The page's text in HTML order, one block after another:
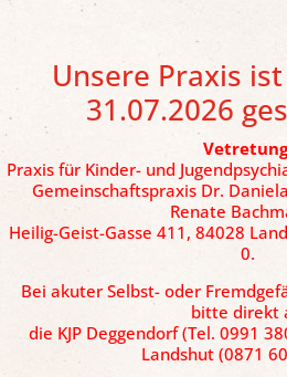
Unsere Praxis
31.07.2026
Praxis für Kinder- und
Gemeinschaftspraxis Dr.
Renate
Heilig-Geist-Gasse 411, 84028
0.
Bei akuter Selbst- oder
bitte direkt
die KJP Deggendorf (Tel. 0991
Landshut (0871